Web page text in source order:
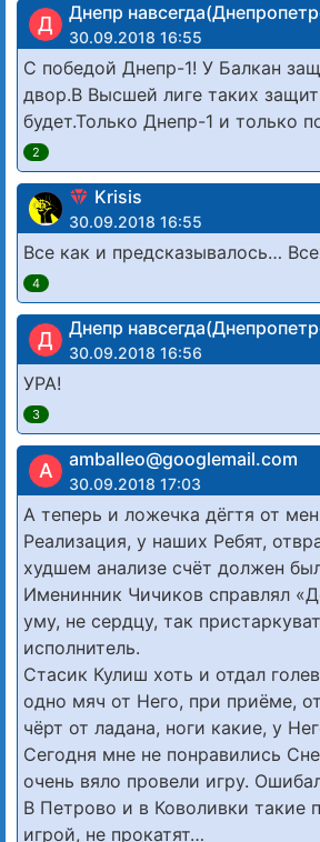
Д Днепр
30.09.2018 16:55
С победой Днепр-1! У Балкан
двор.В Высшей лиге таких
будет.Только Днепр-1 и только
2
Krisis
30.09.2018 16:55
Все как и предсказывалось…
4
Д Днепр
30.09.2018 16:56
УРА!
3
A amballeo@googlemail.com
30.09.2018 17:03
А теперь и ложечка дёгтя от
Реализация, у наших Ребят,
худшем анализе счёт должен
Именинник Чичиков справлял
уму, не сердцу, так
исполнитель.
Стасик Кулиш хоть и отдал
одно мяч от Него, при приёме,
чёрт от ладана, ноги какие, у
Сегодня мне не понравились
очень вяло провели игру.
В Петрово и в Коволивки такие
игрой, не прокатят…